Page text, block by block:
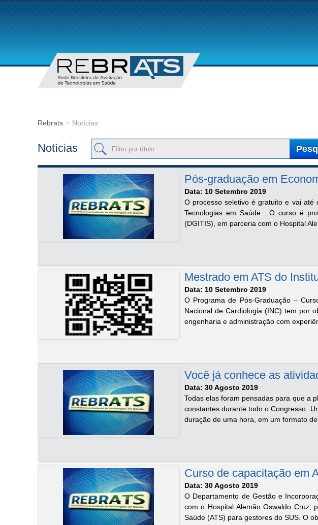
Rebrats > Notícias
Notícias
Pós-graduação em
Data: 10 Setembro 2019
O processo seletivo é gratuito e vai até
Tecnologias em Saúde . O curso é
(DGITIS), em parceria com o Hospital
Mestrado em ATS do
Data: 10 Setembro 2019
O Programa de Pós-Graduação –
Nacional de Cardiologia (INC) tem por
engenharia e administração com
Você já conhece as
Data: 30 Agosto 2019
Todas elas foram pensadas para que a
constantes durante todo o Congresso.
duração de uma hora, em um formato
Curso de capacitação em
Data: 30 Agosto 2019
O Departamento de Gestão e
com o Hospital Alemão Oswaldo Cruz,
Saúde (ATS) para gestores do SUS. O